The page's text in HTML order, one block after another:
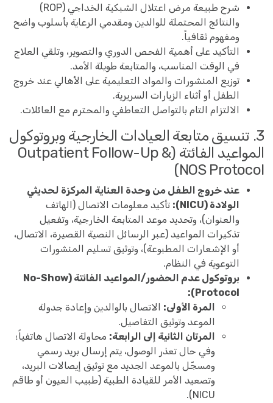
شرح طبيعة مرض اعتلال الشبكية الخداجي (ROP)
والنتائج المحتملة للوالدين ومقدمي الرعاية بأسلوب واضح
ومفهوم ثقافياً.
التأكيد على أهمية الفحص الدوري والتصوير، وتلقي العلاج
في الوقت المناسب، والمتابعة طويلة الأمد.
توزيع المنشورات والمواد التعليمية على الأهالي عند خروج
الطفل أو أثناء الزيارات السريرية.
الالتزام التام بالتواصل التعاطفي والمحترم مع العائلات.
3. تنسيق متابعة العيادات الخارجية وبروتوكول
المواعيد الفائتة (Outpatient Follow-Up &
NOS Protocol)
عند خروج الطفل من وحدة العناية المركزة لحديثي
الولادة (NICU):
تأكيد معلومات الاتصال (الهاتف
والعنوان)، وتحديد موعد المتابعة الخارجية، وتفعيل
تذكيرات المواعيد (عبر الرسائل النصية القصيرة، الاتصال،
أو الإشعارات المطبوعة)، وتوثيق تسليم المنشورات
التوعوية في النظام.
بروتوكول عدم الحضور/المواعيد الفائتة (No-Show
Protocol):
المرة الأولى: الاتصال بالوالدين وإعادة جدولة
الموعد وتوثيق التفاصيل.
المرتان الثانية إلى الرابعة: محاولة الاتصال هاتفياً؛
وفي حال تعذر الوصول، يتم إرسال بريد رسمي
ومسجّل بالموعد الجديد مع توثيق إيصالات البريد،
وتصعيد الأمر للقيادة الطبية (طبيب العيون أو طاقم
NICU).